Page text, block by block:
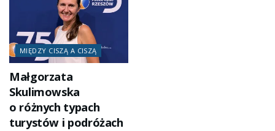
MIĘDZY CISZĄ A CISZĄ
Małgorzata
Skulimowska
o różnych typach
turystów i podróżach